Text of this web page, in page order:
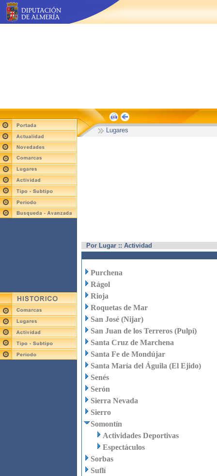
Lugares
Por Lugar :: Actividad
Purchena
Rágol
Rioja
Roquetas de Mar
San José (Nijar)
San Juan de los Terreros (Pulpí)
Santa Cruz de Marchena
Santa Fe de Mondújar
Santa María del Águila (El Ejido)
Senés
Serón
Sierra Nevada
Sierro
Somontín
Actividades Deportivas
Espectáculos
Sorbas
Suflí